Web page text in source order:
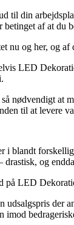
din
af at du
og her, og
LED
nødvendigt
til at levere
blandt
og
LED
der